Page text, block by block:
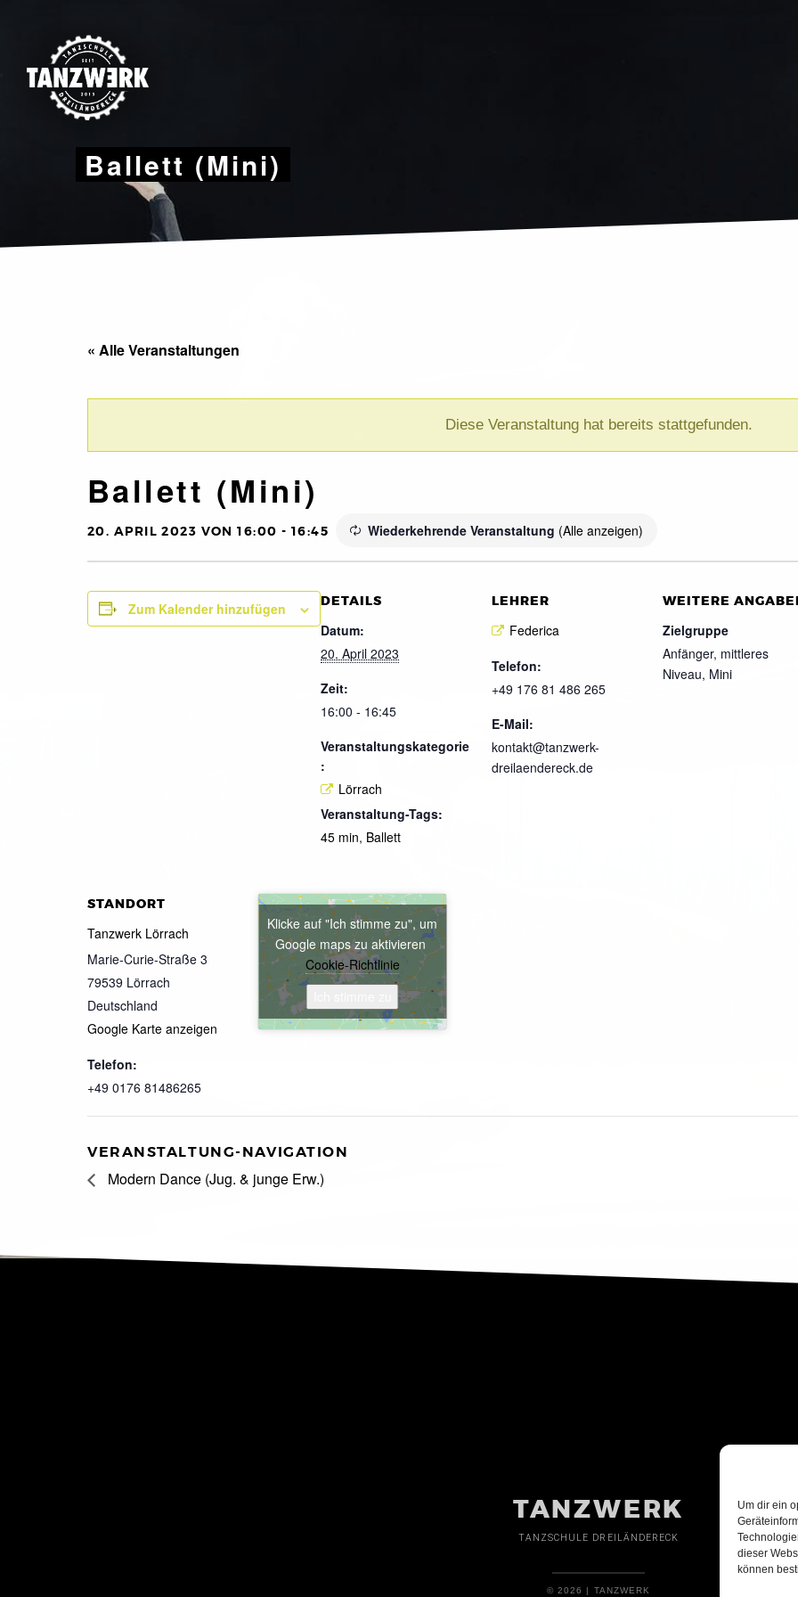
Um dir ein
dieser
können
Ballett (Mini)
« Alle Veranstaltungen
Diese Veranstaltung hat bereits stattgefunden.
Ballett (Mini)
20. APRIL 2023 VON 16:00 - 16:45 Wiederkehrende Veranstaltung (Alle anzeigen)
Zum Kalender hinzufügen DETAILS
Datum:
20. April 2023
Zeit:
16:00 - 16:45
Veranstaltungskategorie
:
Lörrach
Veranstaltung-Tags:
45 min, Ballett
LEHRER
Federica
Telefon:
+49 176 81 486 265
E-Mail:
kontakt@tanzwerk-
dreilaendereck.de
WEITERE
Zielgruppe
Anfänger, mittleres
Niveau, Mini
STANDORT
Tanzwerk Lörrach
Marie-Curie-Straße 3
79539 Lörrach
Deutschland
Google Karte anzeigen
Telefon:
+49 0176 81486265
Klicke auf "Ich stimme zu", um
Google maps zu aktivieren
Cookie-Richtlinie
VERANSTALTUNG-NAVIGATION
Modern Dance (Jug. & junge Erw.)
TANZWERK
TANZSCHULE DREILÄNDERECK
© 2026 | TANZWERK